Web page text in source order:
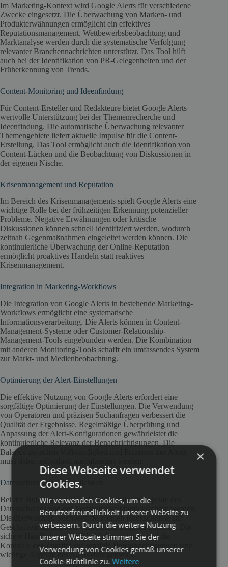
Im Marketing-Kontext wird Google Alerts für verschiedene
Zwecke eingesetzt. Die Überwachung von Marken- und
Produkterwähnungen ermöglicht ein effektives
Reputationsmanagement. Wettbewerbsbeobachtung und
Marktanalyse werden durch die systematische Verfolgung
relevanter Branchennachrichten unterstützt. Das Tool hilft
auch bei der Identifikation von PR-Gelegenheiten und der
Früherkennung von Trends.
Content-Monitoring und Ideenfindung
Für Content-Ersteller und Redakteure bietet Google Alerts
wertvolle Unterstützung bei der Themenrecherche und
Ideenfindung. Die automatische Überwachung relevanter
Themengebiete liefert aktuelle Impulse für die Content-
Erstellung. Das Tool ermöglicht auch die Identifikation von
Content-Lücken und die Beobachtung von Diskussionen in
der eigenen Nische.
Krisenmanagement und Reputation
Im Bereich des Krisenmanagements spielt Google Alerts eine
wichtige Rolle bei der frühzeitigen Erkennung potenzieller
Probleme. Negative Erwähnungen oder kritische
Diskussionen können schnell identifiziert werden, wodurch
zeitnah Gegenmaßnahmen eingeleitet werden können. Die
kontinuierliche Überwachung der Online-Reputation
ermöglicht proaktives Handeln statt reaktives
Krisenmanagement.
Integration in Marketing-Workflows
Die Integration von Google Alerts in bestehende Marketing-
Workflows ermöglicht eine systematische
Informationsverarbeitung. Die Alerts können in Content-
Management-Systeme oder Customer-Relationship-
Management-Tools eingebunden werden. Die Kombination
mit anderen Monitoring-Tools schafft ein umfassendes System
zur Markt- und Medienbeobachtung.
Optimierung der Alert-Einstellungen
Die effektive Nutzung von Google Alerts erfordert eine
sorgfältige Optimierung der Einstellungen. Die Verwendung
von Operatoren und präzisen Suchanfragen verbessert die
Qualität der Ergebnisse. Regelmäßige Überprüfung und
Anpassung der Alert-Konfigurationen gewährleistet die
kontinuierliche Relevanz der Benachrichtigungen. Die
Balance zwischen Vollständigkeit und Präzision der Alerts
muss dabei individuell ausbalanciert werden.
Datenschutz und Vertraulichkeit
Bei der Nutzung von Google Alerts müssen Aspekte des
Datenschutzes und der Vertraulichkeit berücksichtigt werden.
Die überwachten Suchbegriffe können Rückschlüsse auf
Geschäftsstrategien oder vertrauliche Projekte zulassen. Die
sichere Handhabung der Alert-Informationen und die
Kontrolle des Zugriffs auf sensible Benachrichtigungen sind
wichtige Aspekte des Alert-Managements.
×
Diese Webseite verwendet
Cookies.
Wir verwenden Cookies, um die
Benutzerfreundlichkeit unserer Website zu
verbessern. Durch die weitere Nutzung
unserer Webseite stimmen Sie der
Verwendung von Cookies gemäß unserer
Cookie-Richtlinie zu.Weitere